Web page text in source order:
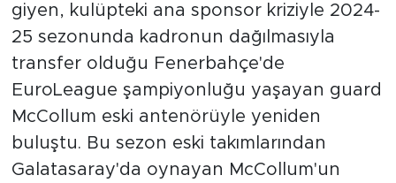
giyen, kulüpteki ana sponsor kriziyle 2024-
25 sezonunda kadronun dağılmasıyla
transfer olduğu Fenerbahçe'de
EuroLeague şampiyonluğu yaşayan guard
McCollum eski antenörüyle yeniden
buluştu. Bu sezon eski takımlarından
Galatasaray'da oynayan McCollum'un